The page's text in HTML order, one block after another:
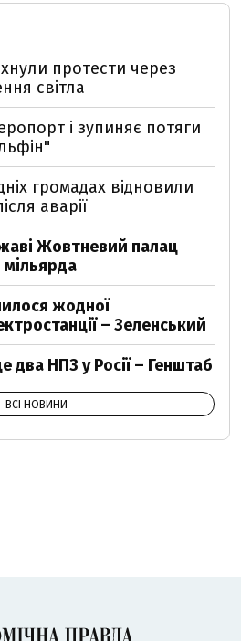
протести через
світла
і зупиняє потяги
громадах відновили
аварії
Жовтневий палац
жодної
– Зеленський
два НПЗ у Росії – Генштаб
ВСІ НОВИНИ